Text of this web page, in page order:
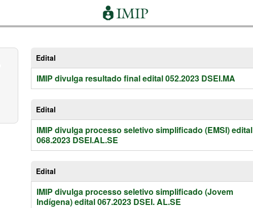
Edital
IMIP divulga resultado final edital 052.2023 DSEI.MA
Edital
IMIP divulga processo seletivo simplificado (EMSI) edital
068.2023 DSEI.AL.SE
Edital
IMIP divulga processo seletivo simplificado (Jovem
Indígena) edital 067.2023 DSEI. AL.SE